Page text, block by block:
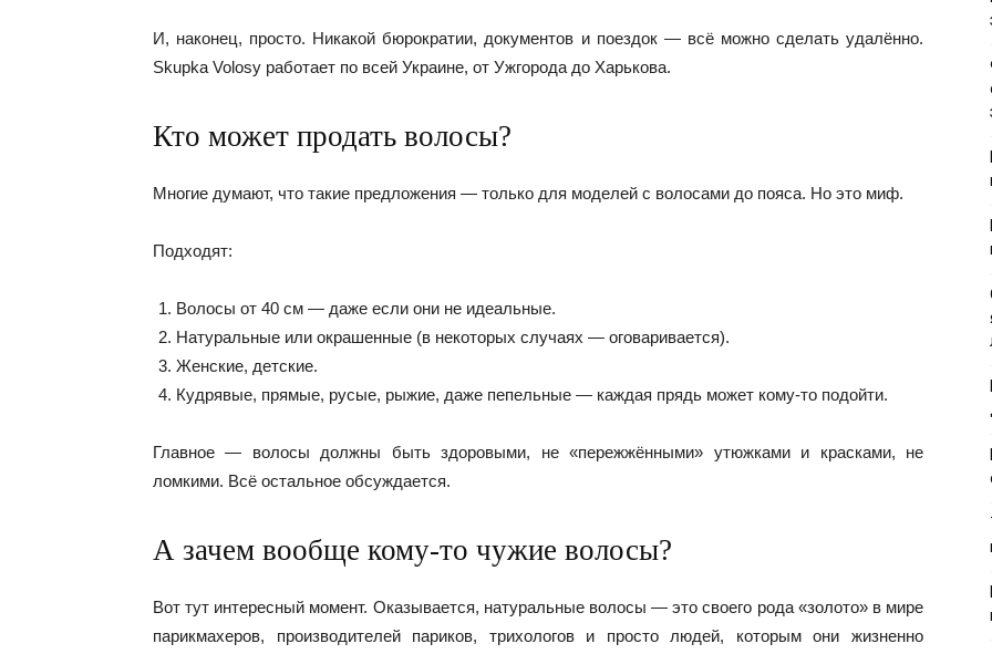
И, наконец, просто. Никакой бюрократии, документов и поездок — всё можно сделать удалённо.
Skupka Volosy работает по всей Украине, от Ужгорода до Харькова.
Кто может продать волосы?
Многие думают, что такие предложения — только для моделей с волосами до пояса. Но это миф.
Подходят:
Волосы от 40 см — даже если они не идеальные.
Натуральные или окрашенные (в некоторых случаях — оговаривается).
Женские, детские.
Кудрявые, прямые, русые, рыжие, даже пепельные — каждая прядь может кому-то подойти.
Главное — волосы должны быть здоровыми, не «пережжёнными» утюжками и красками, не
ломкими. Всё остальное обсуждается.
А зачем вообще кому-то чужие волосы?
Вот тут интересный момент. Оказывается, натуральные волосы — это своего рода «золото» в мире
парикмахеров, производителей париков, трихологов и просто людей, которым они жизненно